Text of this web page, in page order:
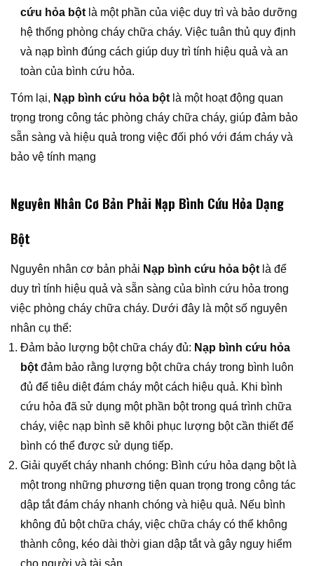
cứu hỏa bột là một phần của việc duy trì và bảo dưỡng
hệ thống phòng cháy chữa cháy. Việc tuân thủ quy định
và nạp bình đúng cách giúp duy trì tính hiệu quả và an
toàn của bình cứu hỏa.
Tóm lại, Nạp bình cứu hỏa bột là một hoạt động quan
trọng trong công tác phòng cháy chữa cháy, giúp đảm bảo
sẵn sàng và hiệu quả trong việc đối phó với đám cháy và
bảo vệ tính mạng
Nguyên Nhân Cơ Bản Phải Nạp Bình Cứu Hỏa Dạng
Bột
Nguyên nhân cơ bản phải Nạp bình cứu hỏa bột là để
duy trì tính hiệu quả và sẵn sàng của bình cứu hỏa trong
việc phòng cháy chữa cháy. Dưới đây là một số nguyên
nhân cụ thể:
Đảm bảo lượng bột chữa cháy đủ: Nạp bình cứu hỏa
bột đảm bảo rằng lượng bột chữa cháy trong bình luôn
đủ để tiêu diệt đám cháy một cách hiệu quả. Khi bình
cứu hỏa đã sử dụng một phần bột trong quá trình chữa
cháy, việc nạp bình sẽ khôi phục lượng bột cần thiết để
bình có thể được sử dụng tiếp.
Giải quyết cháy nhanh chóng: Bình cứu hỏa dạng bột là
một trong những phương tiện quan trọng trong công tác
dập tắt đám cháy nhanh chóng và hiệu quả. Nếu bình
không đủ bột chữa cháy, việc chữa cháy có thể không
thành công, kéo dài thời gian dập tắt và gây nguy hiểm